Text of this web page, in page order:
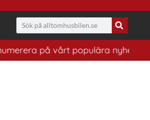
på vårt populära nyhetsbrev. Ett